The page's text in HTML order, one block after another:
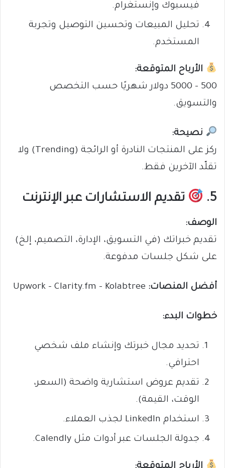
فيسبوك وإنستغرام.
تحليل المبيعات وتحسين التوصيل وتجربة
المستخدم.
الأرباح المتوقعة:
500 – 5000 دولار شهريًا حسب التخصص
والتسويق.
نصيحة:
ركز على المنتجات النادرة أو الرائجة (Trending) ولا
تقلّد الآخرين فقط.
5. تقديم الاستشارات عبر الإنترنت
الوصف:
تقديم خبراتك (في التسويق، الإدارة، التصميم، إلخ)
على شكل جلسات مدفوعة.
أفضل المنصات:
خطوات البدء:
تحديد مجال خبرتك وإنشاء ملف شخصي
احترافي.
تقديم عروض استشارية واضحة (السعر،
الوقت، القيمة).
استخدام LinkedIn لجذب العملاء.
جدولة الجلسات عبر أدوات مثل Calendly.